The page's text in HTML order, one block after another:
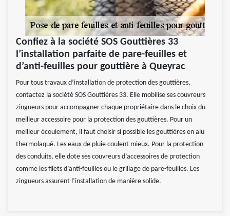
Confiez à la société SOS Gouttières 33
l’installation parfaite de pare-feuilles et
d’anti-feuilles pour gouttière à Queyrac
Pour tous travaux d’installation de protection des gouttières,
contactez la société SOS Gouttières 33. Elle mobilise ses couvreurs
zingueurs pour accompagner chaque propriétaire dans le choix du
meilleur accessoire pour la protection des gouttières. Pour un
meilleur écoulement, il faut choisir si possible les gouttières en alu
thermolaqué. Les eaux de pluie coulent mieux. Pour la protection
des conduits, elle dote ses couvreurs d’accessoires de protection
comme les filets d’anti-feuilles ou le grillage de pare-feuilles. Les
zingueurs assurent l’installation de manière solide.